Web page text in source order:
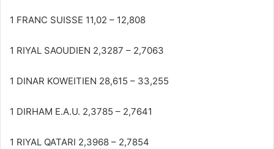
1 FRANC SUISSE 11,02 – 12,808
1 RIYAL SAOUDIEN 2,3287 – 2,7063
1 DINAR KOWEITIEN 28,615 – 33,255
1 DIRHAM E.A.U. 2,3785 – 2,7641
1 RIYAL QATARI 2,3968 – 2,7854